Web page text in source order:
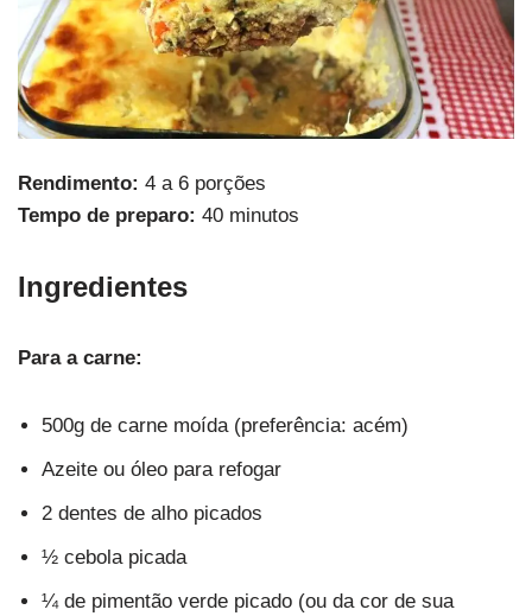
Rendimento: 4 a 6 porções
Tempo de preparo: 40 minutos
Ingredientes
Para a carne:
500g de carne moída (preferência: acém)
Azeite ou óleo para refogar
2 dentes de alho picados
½ cebola picada
¼ de pimentão verde picado (ou da cor de sua